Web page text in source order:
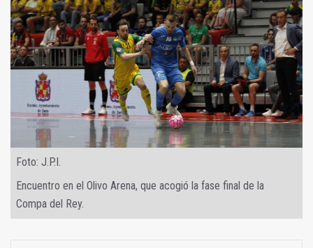
Foto: J.P.I.
Encuentro en el Olivo Arena, que acogió la fase final de la
Compa del Rey.